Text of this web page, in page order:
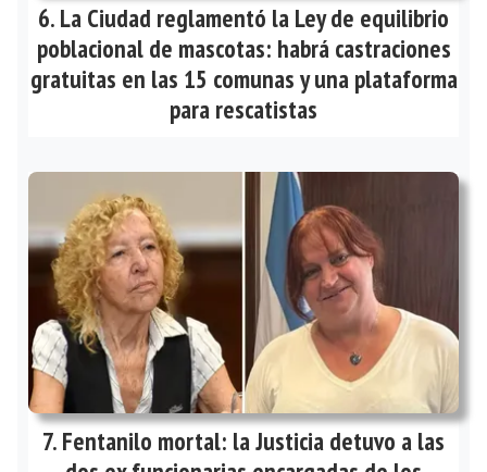
La Ciudad reglamentó la Ley de equilibrio
poblacional de mascotas: habrá castraciones
gratuitas en las 15 comunas y una plataforma
para rescatistas
Fentanilo mortal: la Justicia detuvo a las